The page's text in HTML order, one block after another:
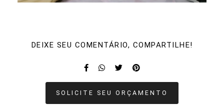
DEIXE SEU COMENTÁRIO, COMPARTILHE!
SOLICITE SEU ORÇAMENTO